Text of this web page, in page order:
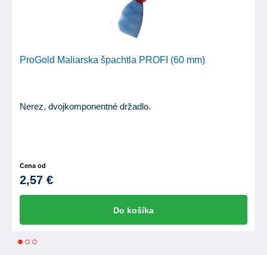
ProGold Maliarska špachtla PROFI (60 mm)
Nerez, dvojkomponentné držadlo.
Cena od
2,57 €
Do košíka
1 2